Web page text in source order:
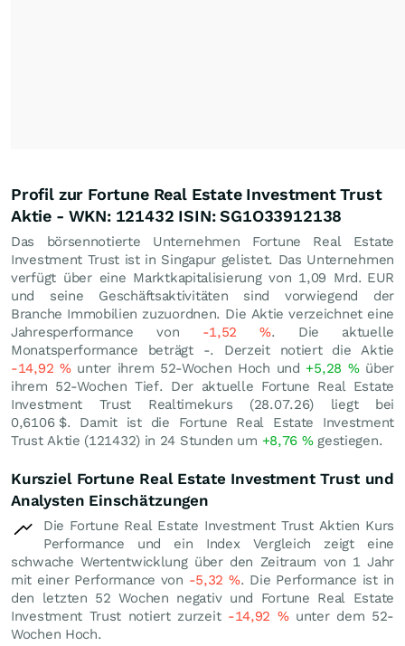
Profil zur Fortune Real Estate Investment Trust
Aktie - WKN: 121432 ISIN: SG1O33912138
Das börsennotierte Unternehmen Fortune Real Estate
Investment Trust ist in Singapur gelistet. Das Unternehmen
verfügt über eine Marktkapitalisierung von 1,09 Mrd. EUR
und seine Geschäftsaktivitäten sind vorwiegend der
Branche Immobilien zuzuordnen. Die Aktie verzeichnet eine
Jahresperformance von -1,52%. Die aktuelle
Monatsperformance beträgt -. Derzeit notiert die Aktie
-14,92 %unter ihrem 52-Wochen Hoch und +5,28 %über
ihrem 52-Wochen Tief. Der aktuelle Fortune Real Estate
Investment Trust Realtimekurs (28.07.26) liegt bei
0,6106 $. Damit ist die Fortune Real Estate Investment
Trust Aktie (121432) in 24 Stunden um +8,76 %gestiegen.
Kursziel Fortune Real Estate Investment Trust und
Analysten Einschätzungen
Die Fortune Real Estate Investment Trust Aktien Kurs
Performance und ein Index Vergleich zeigt eine
schwache Wertentwicklung über den Zeitraum von 1 Jahr
mit einer Performance von -5,32%. Die Performance ist in
den letzten 52 Wochen negativ und Fortune Real Estate
Investment Trust notiert zurzeit -14,92 %unter dem 52-
Wochen Hoch.